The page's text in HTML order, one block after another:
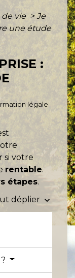
de vie > Je
une étude
:
légale
si votre
rentable.
étapes.
déplier keyboard_arrow_down